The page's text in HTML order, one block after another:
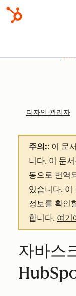
디자인 관리자
주의:: 이 문
니다. 이 문
동으로 번역
있습니다. 이
정보를 확인
합니다. 여기
자바스